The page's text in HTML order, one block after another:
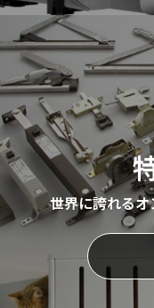
世界に誇れる